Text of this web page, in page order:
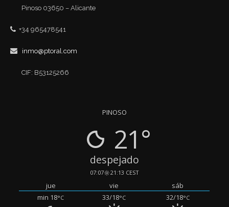
Pinoso 03650 – Alicante
+34 965478541
inmo@ptoral.com
CIF: B53125266
PINOSO
21°
despejado
07:07 21:13 CEST
jue vie
sáb
min 18°C 33/18°C 32/18°C